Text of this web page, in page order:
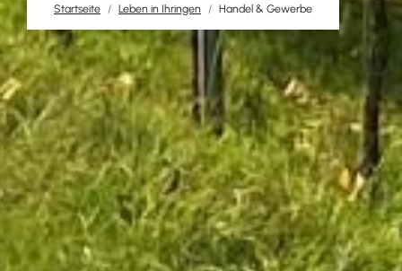
Startseite Leben in Ihringen Handel & Gewerbe